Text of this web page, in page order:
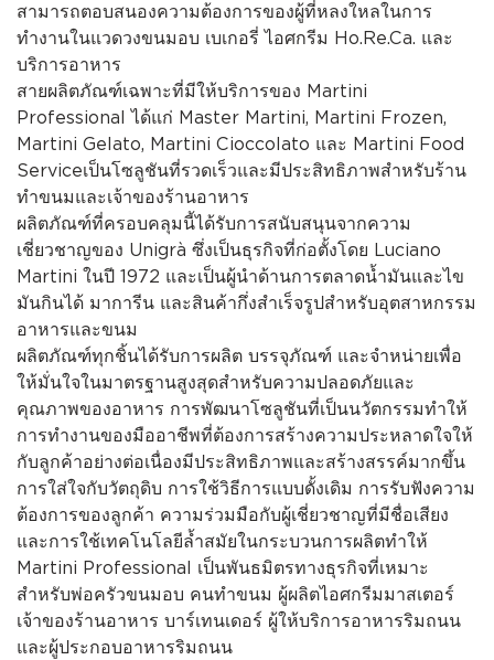
สามารถตอบสนองความต้องการของผู้ที่หลงใหลในการ
ทำงานในแวดวงขนมอบ เบเกอรี่ ไอศกรีม Ho.Re.Ca. และ
บริการอาหาร
สายผลิตภัณฑ์เฉพาะที่มีให้บริการของ Martini
Professional ได้แก่ Master Martini, Martini Frozen,
Martini Gelato, Martini Cioccolato และ Martini Food
Serviceเป็นโซลูชันที่รวดเร็วและมีประสิทธิภาพสำหรับร้าน
ทำขนมและเจ้าของร้านอาหาร
ผลิตภัณฑ์ที่ครอบคลุมนี้ได้รับการสนับสนุนจากความ
เชี่ยวชาญของ Unigrà ซึ่งเป็นธุรกิจที่ก่อตั้งโดย Luciano
Martini ในปี 1972 และเป็นผู้นำด้านการตลาดน้ำมันและไข
มันกินได้ มาการีน และสินค้ากึ่งสำเร็จรูปสำหรับอุตสาหกรรม
อาหารและขนม
ผลิตภัณฑ์ทุกชิ้นได้รับการผลิต บรรจุภัณฑ์ และจำหน่ายเพื่อ
ให้มั่นใจในมาตรฐานสูงสุดสำหรับความปลอดภัยและ
คุณภาพของอาหาร การพัฒนาโซลูชันที่เป็นนวัตกรรมทำให้
การทำงานของมืออาชีพที่ต้องการสร้างความประหลาดใจให้
กับลูกค้าอย่างต่อเนื่องมีประสิทธิภาพและสร้างสรรค์มากขึ้น
การใส่ใจกับวัตถุดิบ การใช้วิธีการแบบดั้งเดิม การรับฟังความ
ต้องการของลูกค้า ความร่วมมือกับผู้เชี่ยวชาญที่มีชื่อเสียง
และการใช้เทคโนโลยีล้ำสมัยในกระบวนการผลิตทำให้
Martini Professional เป็นพันธมิตรทางธุรกิจที่เหมาะ
สำหรับพ่อครัวขนมอบ คนทำขนม ผู้ผลิตไอศกรีมมาสเตอร์
เจ้าของร้านอาหาร บาร์เทนเดอร์ ผู้ให้บริการอาหารริมถนน
และผู้ประกอบอาหารริมถนน